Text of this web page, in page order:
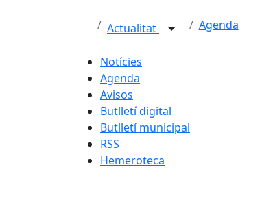
Actualitat Agenda
Notícies
Agenda
Avisos
Butlletí digital
Butlletí municipal
RSS
Hemeroteca